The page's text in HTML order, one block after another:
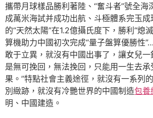
攜帶月球樣品勝利著陸、“奮斗者”號全海
成萬米海試并成功出航、斗極體系完玉
的“天然太陽”在1.2億攝氏度下，勝利“熄
算機助力中國初次完成“量子盤算優勝性
敢于立異，就沒有中國出事了，讓女兒
是無可挽回，無法挽回，只能用一生去
果。”特點社會主義途徑，就沒有一系列
別緻跡，就沒有冷艷世界的中國制造包養
明、中國建造。